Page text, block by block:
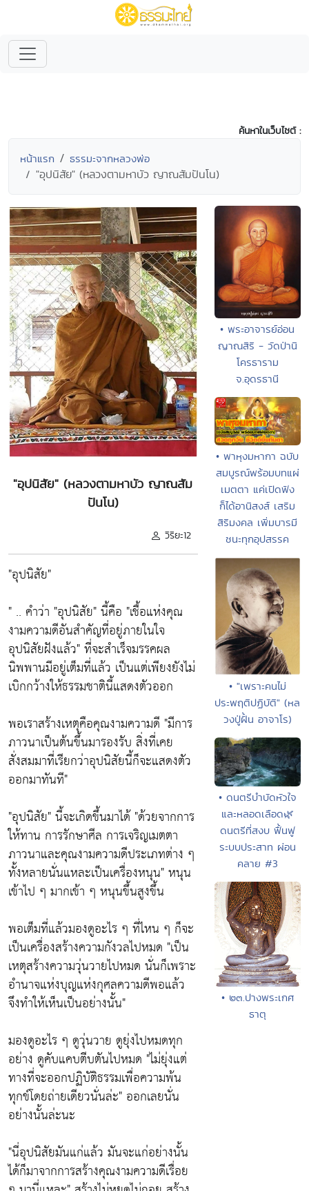
ค้นหาในเว็บไซต์ :
หน้าแรก ธรรมะจากหลวงพ่อ
"อุปนิสัย" (หลวงตามหาบัว ญาณสัมปันโน)
"อุปนิสัย" (หลวงตามหาบัว ญาณสัม
ปันโน)
วิริยะ12
"อุปนิสัย"
" .. คำว่า "อุปนิสัย" นี้คือ "เชื้อแห่งคุณ
งามความดีอันสำคัญที่อยู่ภายในใจ
อุปนิสัยฝังแล้ว" ที่จะสำเร็จมรรคผล
นิพพานมีอยู่เต็มที่แล้ว เป็นแต่เพียงยังไม่
เบิกกว้างให้ธรรมชาตินี้แสดงตัวออก
พอเราสร้างเหตุคือคุณงามความดี "มีการ
ภาวนาเป็นต้นขึ้นมารองรับ สิ่งที่เคย
สั่งสมมาที่เรียกว่าอุปนิสัยนี้ก็จะแสดงตัว
ออกมาทันที"
"อุปนิสัย" นี้จะเกิดขึ้นมาได้ "ด้วยจากการ
ให้ทาน การรักษาศีล การเจริญเมตตา
ภาวนาและคุณงามความดีประเภทต่าง ๆ
ทั้งหลายนั่นแหละเป็นเครื่องหนุน" หนุน
เข้าไป ๆ มากเข้า ๆ หนุนขึ้นสูงขึ้น
พอเต็มที่แล้วมองดูอะไร ๆ ที่ไหน ๆ ก็จะ
เป็นเครื่องสร้างความกังวลไปหมด "เป็น
เหตุสร้างความวุ่นวายไปหมด นั่นก็เพราะ
อำนาจแห่งบุญแห่งกุศลความดีพอแล้ว
จึงทำให้เห็นเป็นอย่างนั้น"
มองดูอะไร ๆ ดูวุ่นวาย ดูยุ่งไปหมดทุก
อย่าง ดูคับแคบตีบตันไปหมด "ไม่ยุ่งแต่
ทางที่จะออกปฏิบัติธรรมเพื่อความพ้น
ทุกข์โดยถ่ายเดียวนั่นล่ะ" ออกเลยนั่น
อย่างนั้นล่ะนะ
"นี่อุปนิสัยมันแก่แล้ว มันจะแก่อย่างนั้น
ได้ก็มาจากการสร้างคุณงามความดีเรื่อย
• พระอาจารย์อ่อน
ญาณสิริ - วัดป่านิ
โครธาราม
จ.อุดรธานี
• พาหุงมหากา ฉบับ
สมบูรณ์พร้อมบทแผ่
เมตตา แค่เปิดฟัง
ก็ได้อานิสงส์ เสริม
สิริมงคล เพิ่มบารมี
ชนะทุกอุปสรรค
• "เพราะคนไม่
ประพฤติปฏิบัติ" (หล
วงปู่ฝั้น อาจาโร)
• ดนตรีบำบัดหัวใจ
และหลอดเลือด🌿
ดนตรีที่สงบ ฟื้นฟู
ระบบประสาท ผ่อน
คลาย #3
• ๒๓.ปางพระเกศ
ธาตุ